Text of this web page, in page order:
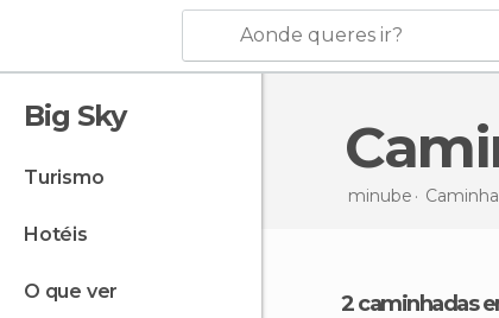
Aonde queres ir?
Big Sky
turismo
hotéis
o que ver
minube
2 caminhadas